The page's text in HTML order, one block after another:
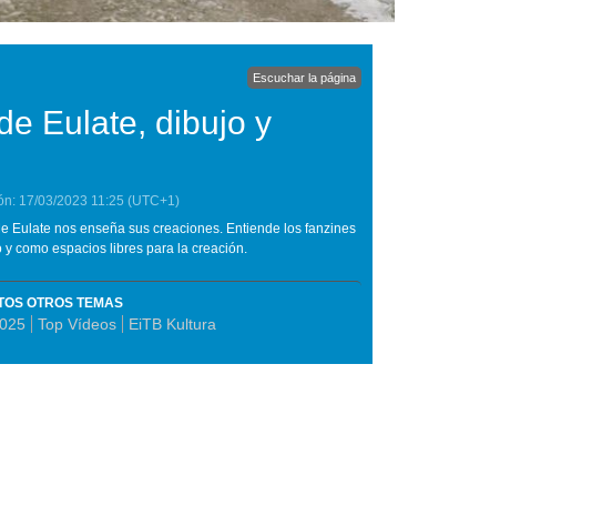
Escuchar la página
Eulate, dibujo y
17/03/2023 11:25 (UTC+1)
Eulate nos enseña sus creaciones. Entiende los fanzines
como espacios libres para la creación.
OTROS TEMAS
Top Vídeos EiTB Kultura